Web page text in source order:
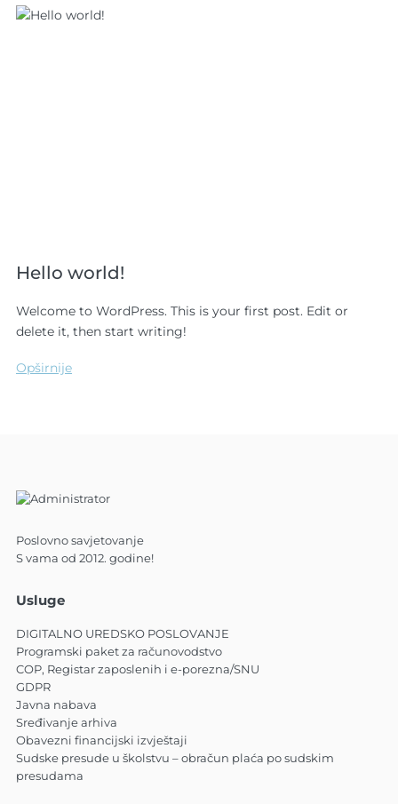
Hello world!
Welcome to WordPress. This is your first post. Edit or
delete it, then start writing!
Opširnije
Poslovno savjetovanje
S vama od 2012. godine!
Usluge
DIGITALNO UREDSKO POSLOVANJE
Programski paket za računovodstvo
COP, Registar zaposlenih i e-porezna/SNU
GDPR
Javna nabava
Sređivanje arhiva
Obavezni financijski izvještaji
Sudske presude u školstvu – obračun plaća po sudskim
presudama